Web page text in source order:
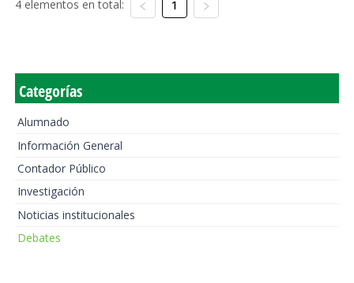
4 elementos en total: 1
Categorías
Alumnado
Información General
Contador Público
Investigación
Noticias institucionales
Debates